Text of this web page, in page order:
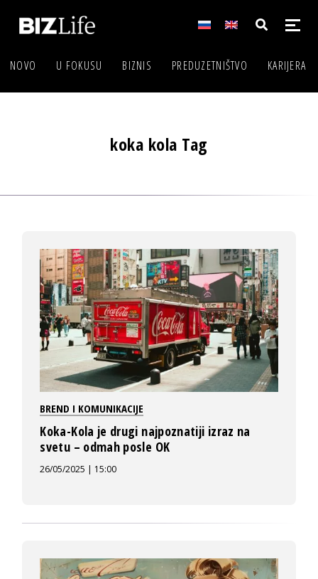
NOVO U FOKUSU BIZNIS PREDUZETNIŠTVO KARIJERA
koka kola Tag
BREND I KOMUNIKACIJE
Koka-Kola je drugi najpoznatiji izraz na
svetu – odmah posle OK
26/05/2025 | 15:00